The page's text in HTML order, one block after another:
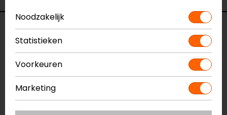
Specificaties
Naam
Chevak GTX Dames
Motorhandschoenen
Model
Kleur
Zwart
Noodzakelijk
Statistieken
Voorkeuren
Marketing